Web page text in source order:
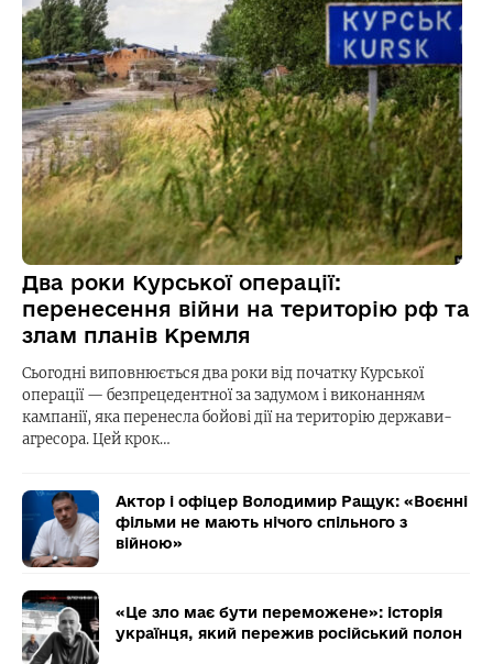
Два роки Курської операції:
перенесення війни на територію рф та
злам планів Кремля
Сьогодні виповнюється два роки від початку Курської
операції — безпрецедентної за задумом і виконанням
кампанії, яка перенесла бойові дії на територію держави-
агресора. Цей крок…
Актор і офіцер Володимир Ращук: «Воєнні
фільми не мають нічого спільного з
війною»
«Це зло має бути переможене»: історія
українця, який пережив російський полон